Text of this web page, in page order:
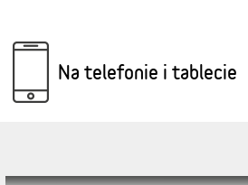
Na telefonie i tablecie